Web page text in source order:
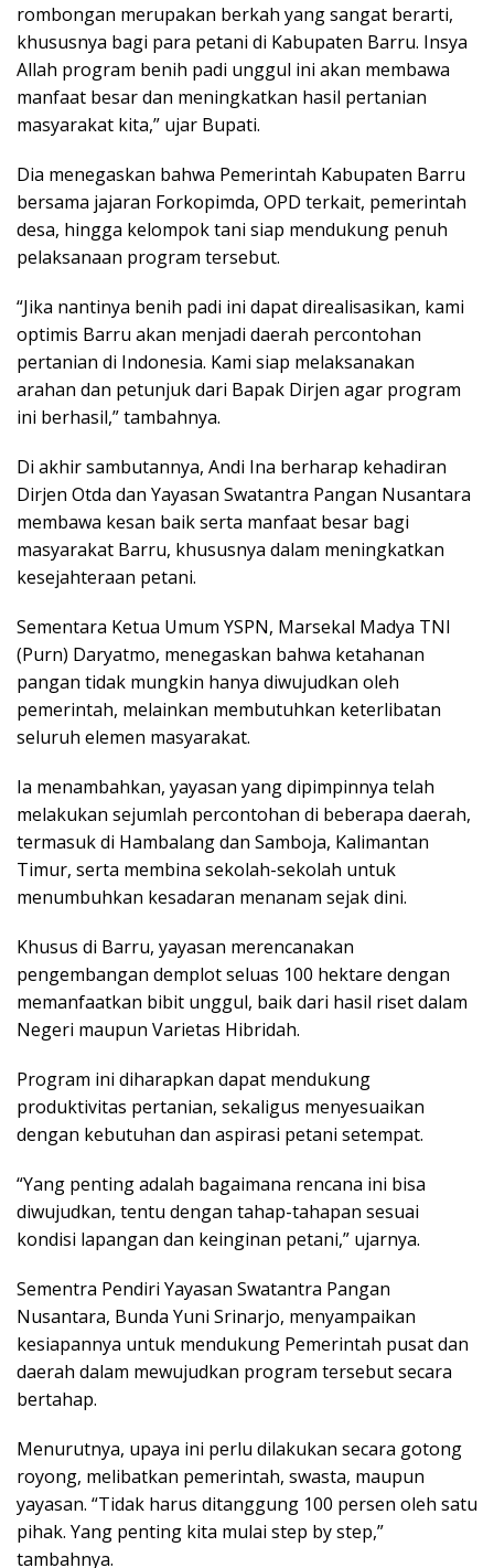
rombongan merupakan berkah yang sangat berarti,
khususnya bagi para petani di Kabupaten Barru. Insya
Allah program benih padi unggul ini akan membawa
manfaat besar dan meningkatkan hasil pertanian
masyarakat kita,” ujar Bupati.
Dia menegaskan bahwa Pemerintah Kabupaten Barru
bersama jajaran Forkopimda, OPD terkait, pemerintah
desa, hingga kelompok tani siap mendukung penuh
pelaksanaan program tersebut.
“Jika nantinya benih padi ini dapat direalisasikan, kami
optimis Barru akan menjadi daerah percontohan
pertanian di Indonesia. Kami siap melaksanakan
arahan dan petunjuk dari Bapak Dirjen agar program
ini berhasil,” tambahnya.
Di akhir sambutannya, Andi Ina berharap kehadiran
Dirjen Otda dan Yayasan Swatantra Pangan Nusantara
membawa kesan baik serta manfaat besar bagi
masyarakat Barru, khususnya dalam meningkatkan
kesejahteraan petani.
Sementara Ketua Umum YSPN, Marsekal Madya TNI
(Purn) Daryatmo, menegaskan bahwa ketahanan
pangan tidak mungkin hanya diwujudkan oleh
pemerintah, melainkan membutuhkan keterlibatan
seluruh elemen masyarakat.
Ia menambahkan, yayasan yang dipimpinnya telah
melakukan sejumlah percontohan di beberapa daerah,
termasuk di Hambalang dan Samboja, Kalimantan
Timur, serta membina sekolah-sekolah untuk
menumbuhkan kesadaran menanam sejak dini.
Khusus di Barru, yayasan merencanakan
pengembangan demplot seluas 100 hektare dengan
memanfaatkan bibit unggul, baik dari hasil riset dalam
Negeri maupun Varietas Hibridah.
Program ini diharapkan dapat mendukung
produktivitas pertanian, sekaligus menyesuaikan
dengan kebutuhan dan aspirasi petani setempat.
“Yang penting adalah bagaimana rencana ini bisa
diwujudkan, tentu dengan tahap-tahapan sesuai
kondisi lapangan dan keinginan petani,” ujarnya.
Sementra Pendiri Yayasan Swatantra Pangan
Nusantara, Bunda Yuni Srinarjo, menyampaikan
kesiapannya untuk mendukung Pemerintah pusat dan
daerah dalam mewujudkan program tersebut secara
bertahap.
Menurutnya, upaya ini perlu dilakukan secara gotong
royong, melibatkan pemerintah, swasta, maupun
yayasan. “Tidak harus ditanggung 100 persen oleh satu
pihak. Yang penting kita mulai step by step,”
tambahnya.